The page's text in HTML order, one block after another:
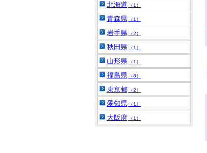
北海道 （1）
青森県 （1）
岩手県 （2）
秋田県 （1）
山形県 （1）
福島県 （8）
東京都 （2）
愛知県 （1）
大阪府 （1）